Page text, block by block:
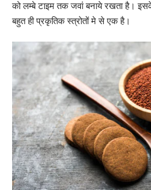
को लम्बे टाइम तक जवां बनाये रखता है।
बहुत ही प्रकृतिक स्त्रोतों मे से एक है।